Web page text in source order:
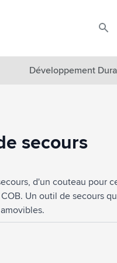
Développement
secours
d'un couteau pour
Un outil de secours